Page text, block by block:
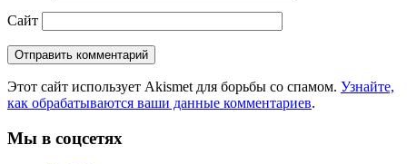
Сайт
Этот сайт использует Akismet для борьбы со спамом. Узнайте,
как обрабатываются ваши данные комментариев.
Мы в соцсетях